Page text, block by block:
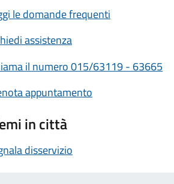
le domande frequenti
assistenza
il numero 015/63119 - 63665
appuntamento
in città
disservizio